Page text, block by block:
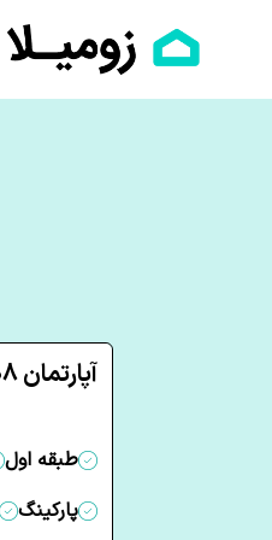
آپارتمان 108 متری دو خوابه در خیابان فارابی ساری
طبقه اول
پارکینگ